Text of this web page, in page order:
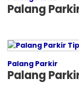
Palang
Palang Parkir
Palang